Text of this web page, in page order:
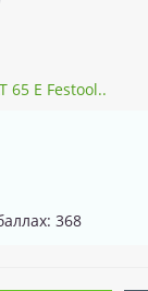
65 E Festool..
368